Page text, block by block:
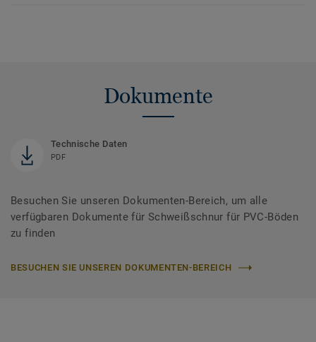
Dokumente
Technische Daten
PDF
Besuchen Sie unseren Dokumenten-Bereich, um alle
verfügbaren Dokumente für Schweißschnur für PVC-Böden
zu finden
BESUCHEN SIE UNSEREN DOKUMENTEN-BEREICH